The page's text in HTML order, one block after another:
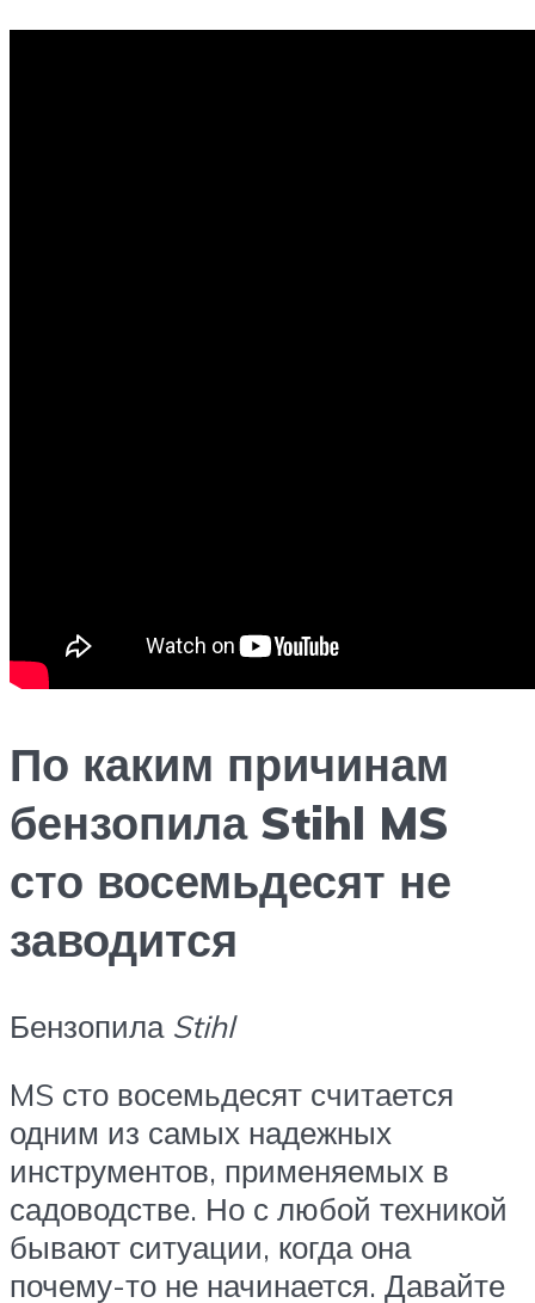
По каким причинам
бензопила Stihl MS
сто восемьдесят не
заводится
Бензопила Stihl
MS сто восемьдесят считается
одним из самых надежных
инструментов, применяемых в
садоводстве. Но с любой техникой
бывают ситуации, когда она
почему-то не начинается. Давайте